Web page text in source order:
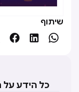
שיתוף



כל הידע